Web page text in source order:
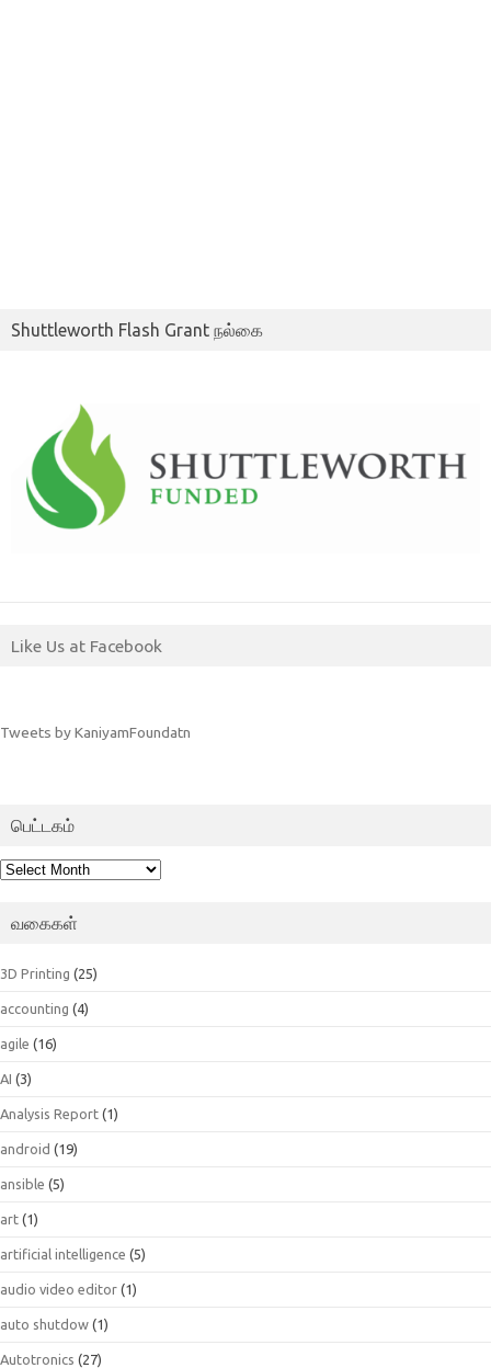
Shuttleworth Flash Grant நல்கை
Like Us at Facebook
Tweets by KaniyamFoundatn
பெட்டகம்
பெட்டகம்
வகைகள்
3D Printing (25)
accounting (4)
agile (16)
AI (3)
Analysis Report (1)
android (19)
ansible (5)
art (1)
artificial intelligence (5)
audio video editor (1)
auto shutdow (1)
Autotronics (27)